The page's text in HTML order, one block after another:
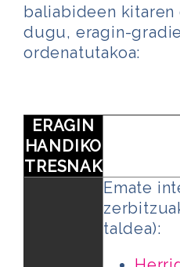
baliabideen
dugu, eragin-
ordenatutakoa:
ERAGIN
HANDIKO
TRESNAK
Emate
taldea):